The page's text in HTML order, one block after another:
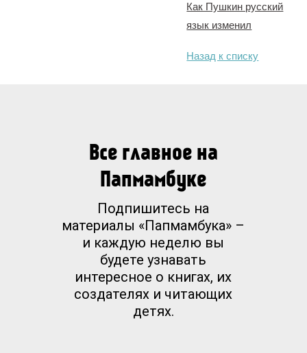
Как Пушкин русский
язык изменил
Назад к списку
Все главное на
Папмамбуке
Подпишитесь на
материалы «Папмамбука» –
и каждую неделю вы
будете узнавать
интересное о книгах, их
создателях и читающих
детях.